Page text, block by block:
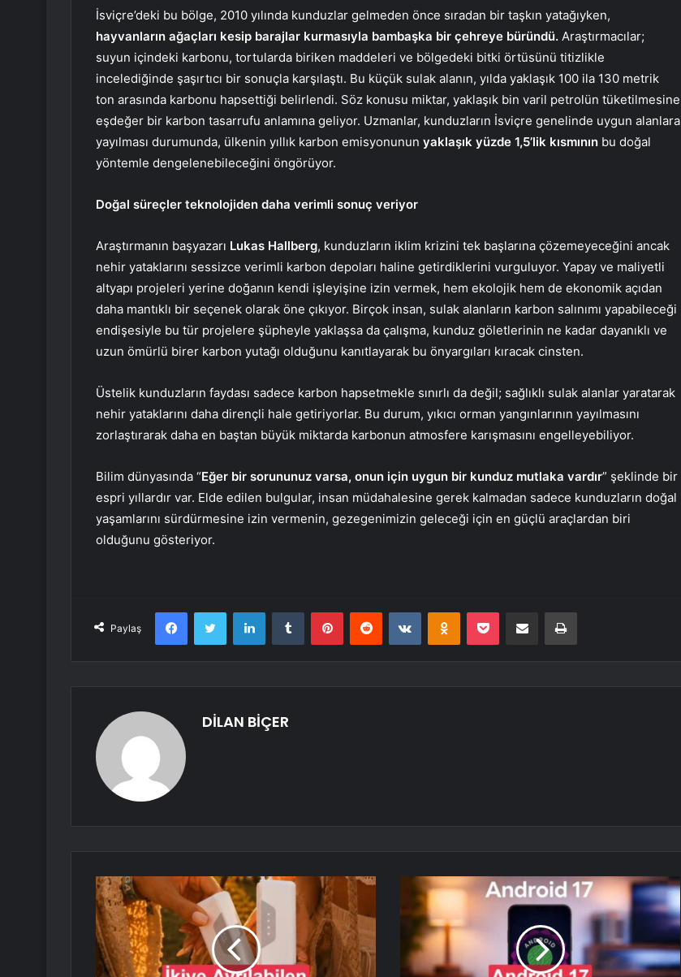
İsviçre’deki bu bölge, 2010 yılında kunduzlar gelmeden önce sıradan bir taşkın yatağıyken,
hayvanların ağaçları kesip barajlar kurmasıyla bambaşka bir çehreye büründü. Araştırmacılar;
suyun içindeki karbonu, tortularda biriken maddeleri ve bölgedeki bitki örtüsünü titizlikle
incelediğinde şaşırtıcı bir sonuçla karşılaştı. Bu küçük sulak alanın, yılda yaklaşık 100 ila 130 metrik
ton arasında karbonu hapsettiği belirlendi. Söz konusu miktar, yaklaşık bin varil petrolün tüketilmesine
eşdeğer bir karbon tasarrufu anlamına geliyor. Uzmanlar, kunduzların İsviçre genelinde uygun alanlara
yayılması durumunda, ülkenin yıllık karbon emisyonunun yaklaşık yüzde 1,5’lik kısmının bu doğal
yöntemle dengelenebileceğini öngörüyor.
Doğal süreçler teknolojiden daha verimli sonuç veriyor
Araştırmanın başyazarı Lukas Hallberg, kunduzların iklim krizini tek başlarına çözemeyeceğini ancak
nehir yataklarını sessizce verimli karbon depoları haline getirdiklerini vurguluyor. Yapay ve maliyetli
altyapı projeleri yerine doğanın kendi işleyişine izin vermek, hem ekolojik hem de ekonomik açıdan
daha mantıklı bir seçenek olarak öne çıkıyor. Birçok insan, sulak alanların karbon salınımı yapabileceği
endişesiyle bu tür projelere şüpheyle yaklaşsa da çalışma, kunduz göletlerinin ne kadar dayanıklı ve
uzun ömürlü birer karbon yutağı olduğunu kanıtlayarak bu önyargıları kıracak cinsten.
Üstelik kunduzların faydası sadece karbon hapsetmekle sınırlı da değil; sağlıklı sulak alanlar yaratarak
nehir yataklarını daha dirençli hale getiriyorlar. Bu durum, yıkıcı orman yangınlarının yayılmasını
zorlaştırarak daha en baştan büyük miktarda karbonun atmosfere karışmasını engelleyebiliyor.
Bilim dünyasında “Eğer bir sorununuz varsa, onun için uygun bir kunduz mutlaka vardır” şeklinde bir
espri yıllardır var. Elde edilen bulgular, insan müdahalesine gerek kalmadan sadece kunduzların doğal
yaşamlarını sürdürmesine izin vermenin, gezegenimizin geleceği için en güçlü araçlardan biri
olduğunu gösteriyor.
Paylaş
FacebookTwitter LinkedInTumblr PinterestReddit VKontakteOdnoklassniki
Pocket E-Posta ile paylaş Yazdır
DİLAN BİÇER